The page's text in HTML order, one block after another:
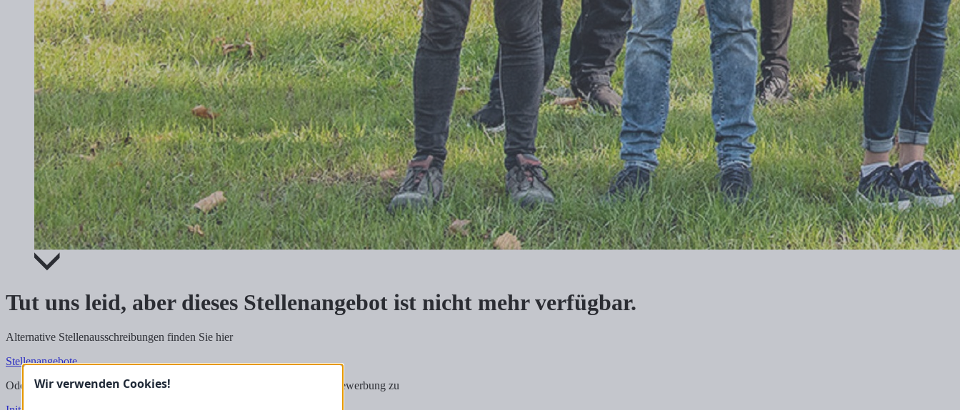
Tut uns leid, aber dieses Stellenangebot ist nicht mehr verfügbar.
Alternative Stellenausschreibungen finden Sie hier
Stellenangebote
Oder schicken Sie uns hier direkt Ihre Bewerbungsunterlagen als Initiativbewerbung zu
Wir verwenden Cookies!